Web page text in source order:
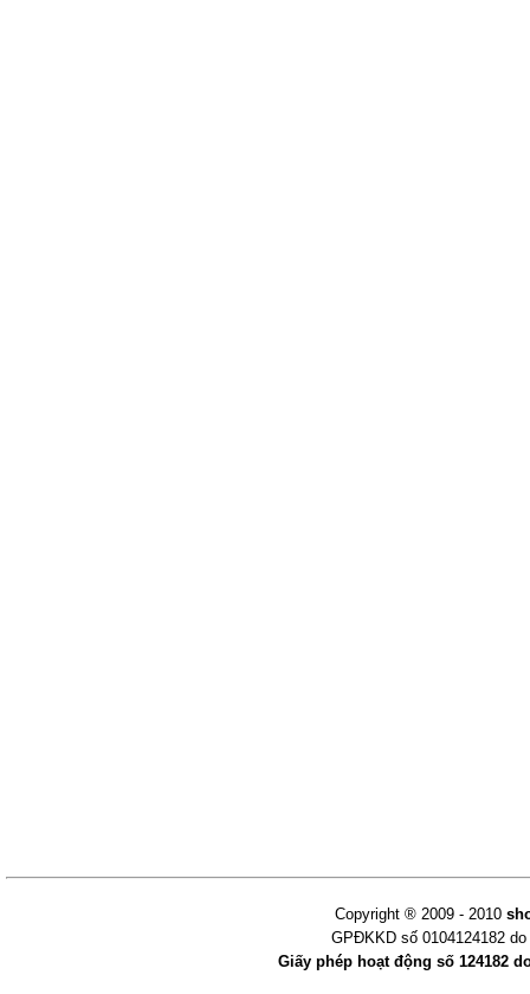
Copyright ® 2009 - 2010
GPĐKKD số 0104124182
Giấy phép hoạt động số 124182